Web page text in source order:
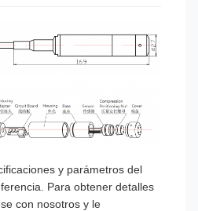
y parámetros del
Para obtener detalles
con nosotros y le